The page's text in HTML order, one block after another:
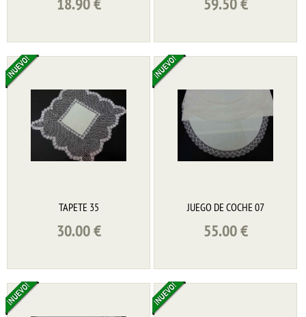
TAPETE 35
30.00€
JUEGO DE COCHE 07
55.00€